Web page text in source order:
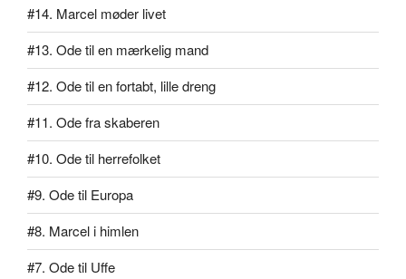
#14. Marcel møder livet
#13. Ode til en mærkelig mand
#12. Ode til en fortabt, lille dreng
#11. Ode fra skaberen
#10. Ode til herrefolket
#9. Ode til Europa
#8. Marcel i himlen
#7. Ode til Uffe